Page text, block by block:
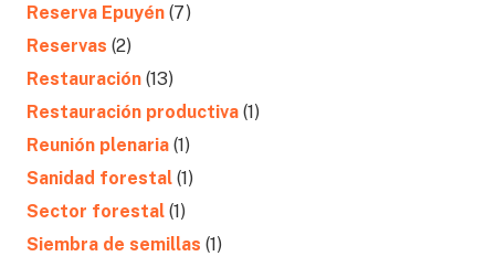
Reserva Epuyén (7)
Reservas (2)
Restauración (13)
Restauración productiva (1)
Reunión plenaria (1)
Sanidad forestal (1)
Sector forestal (1)
Siembra de semillas (1)